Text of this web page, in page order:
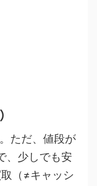
ただ、値段が
、少しでも安
（≠キャッシ